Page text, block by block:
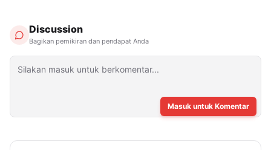
Discussion
Bagikan pemikiran dan pendapat Anda
Masuk untuk Komentar